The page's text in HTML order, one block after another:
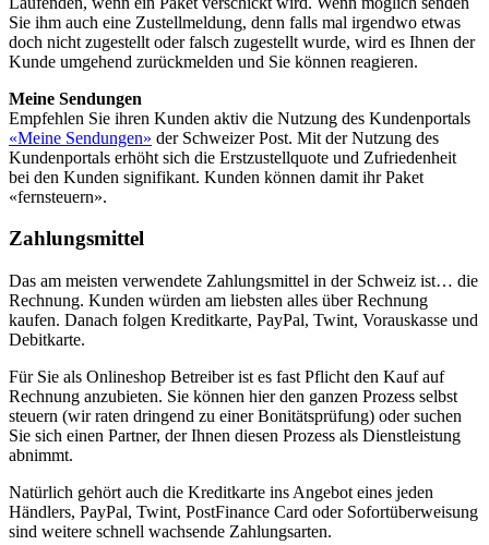
Sie ihm auch eine Zustellmeldung, denn falls mal irgendwo etwas
doch nicht zugestellt oder falsch zugestellt wurde, wird es Ihnen der
Kunde umgehend zurückmelden und Sie können reagieren.
Meine Sendungen
Empfehlen Sie ihren Kunden aktiv die Nutzung des Kundenportals
«Meine Sendungen» der Schweizer Post. Mit der Nutzung des
Kundenportals erhöht sich die Erstzustellquote und Zufriedenheit
bei den Kunden signifikant. Kunden können damit ihr Paket
«fernsteuern».
Zahlungsmittel
Das am meisten verwendete Zahlungsmittel in der Schweiz ist… die
Rechnung. Kunden würden am liebsten alles über Rechnung
kaufen. Danach folgen Kreditkarte, PayPal, Twint, Vorauskasse und
Debitkarte.
Für Sie als Onlineshop Betreiber ist es fast Pflicht den Kauf auf
Rechnung anzubieten. Sie können hier den ganzen Prozess selbst
steuern (wir raten dringend zu einer Bonitätsprüfung) oder suchen
Sie sich einen Partner, der Ihnen diesen Prozess als Dienstleistung
abnimmt.
Natürlich gehört auch die Kreditkarte ins Angebot eines jeden
Händlers, PayPal, Twint, PostFinance Card oder Sofortüberweisung
sind weitere schnell wachsende Zahlungsarten.